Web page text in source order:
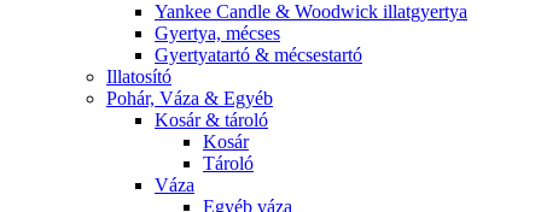
Yankee Candle & Woodwick illatgyertya
Gyertya, mécses
Gyertyatartó & mécsestartó
Illatosító
Pohár, Váza & Egyéb
Kosár & tároló
Kosár
Tároló
Váza
Egyéb váza